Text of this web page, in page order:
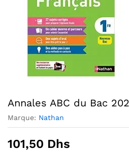
Annales ABC du Bac
Marque: Nathan
101,50 Dhs